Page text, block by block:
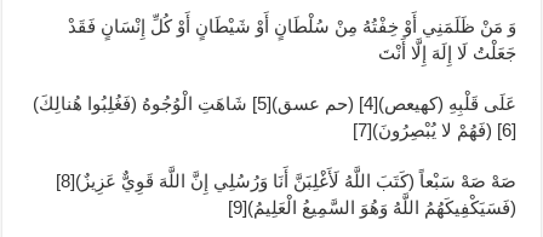
وَ مَنْ ظَلَمَنِي أَوْ خِفْتُهُ مِنْ سُلْطَانٍ أَوْ شَيْطَانٍ أَوْ كُلِّ إِنْسَانٍ فَقَدْ
جَعَلْتُ لَا إِلَهَ إِلَّا أَنْتَ
عَلَى قَلْبِهِ‏ (كهيعص)[4]‏ (حم عسق‏)[5] شَاهَتِ الْوُجُوهُ‏ (فَغُلِبُوا هُنالِكَ)
[6]‏ (فَهُمْ لا يُبْصِرُونَ)‏[7]
صَهْ صَهْ سَبْعاً (كَتَبَ اللَّهُ لَأَغْلِبَنَّ أَنَا وَرُسُلِي إِنَّ اللَّهَ قَوِيٌّ عَزِيزٌ)‏[8]
(فَسَيَكْفِيكَهُمُ اللَّهُ‏ وَهُوَ السَّمِيعُ الْعَلِيمُ)[9]